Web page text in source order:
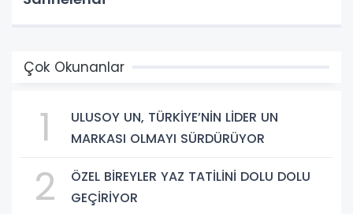
Çok Okunanlar
1
ULUSOY UN, TÜRKİYE’NİN LİDER UN
MARKASI OLMAYI SÜRDÜRÜYOR
2
ÖZEL BİREYLER YAZ TATİLİNİ DOLU DOLU
GEÇİRİYOR